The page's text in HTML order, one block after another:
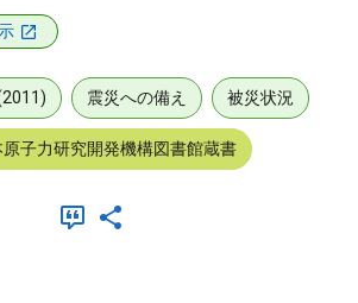
震災への備え 被災状況
原子力研究開発機構図書館蔵書